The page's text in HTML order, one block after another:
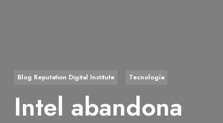
Blog Reputation Digital Institute Tecnología
Intel abandona